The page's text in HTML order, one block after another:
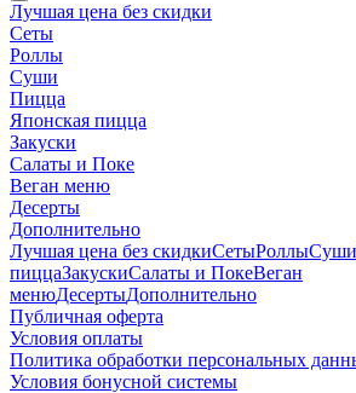
Лучшая цена без скидки
Сеты
Роллы
Суши
Пицца
Японская пицца
Закуски
Салаты и Поке
Веган меню
Десерты
Дополнительно
Лучшая цена без скидкиСетыРоллыСуши
пиццаЗакускиСалаты и ПокеВеган
менюДесертыДополнительно
Публичная оферта
Условия оплаты
Политика обработки персональных
Условия бонусной системы